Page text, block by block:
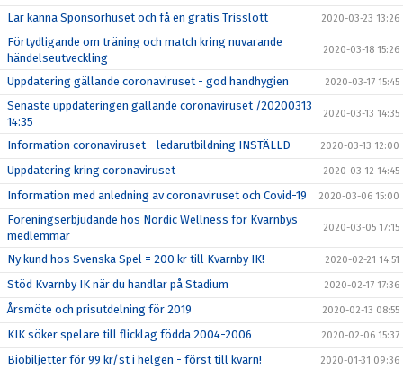
Lär känna Sponsorhuset och få en gratis Trisslott 2020-03-23 13:26
Förtydligande om träning och match kring nuvarande
händelseutveckling
2020-03-18 15:26
Uppdatering gällande coronaviruset - god handhygien 2020-03-17 15:45
Senaste uppdateringen gällande coronaviruset /20200313
14:35
2020-03-13 14:35
Information coronaviruset - ledarutbildning INSTÄLLD 2020-03-13 12:00
Uppdatering kring coronaviruset 2020-03-12 14:45
Information med anledning av coronaviruset och Covid-19 2020-03-06 15:00
Föreningserbjudande hos Nordic Wellness för Kvarnbys
medlemmar
2020-03-05 17:15
Ny kund hos Svenska Spel = 200 kr till Kvarnby IK! 2020-02-21 14:51
Stöd Kvarnby IK när du handlar på Stadium 2020-02-17 17:36
Årsmöte och prisutdelning för 2019 2020-02-13 08:55
KIK söker spelare till flicklag födda 2004-2006 2020-02-06 15:37
Biobiljetter för 99 kr/st i helgen - först till kvarn! 2020-01-31 09:36